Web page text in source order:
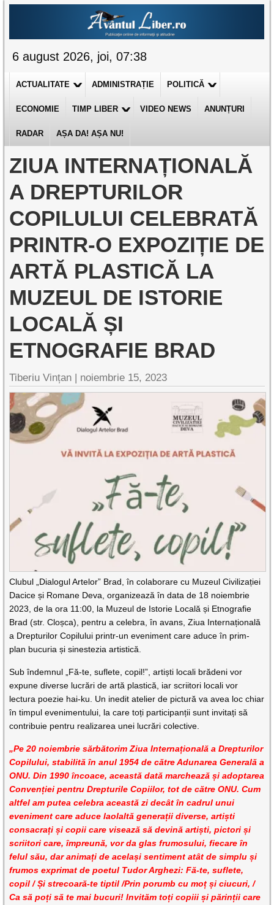
6 august 2026, joi, 07:38
ACTUALITATE ADMINISTRAȚIE POLITICĂ
ECONOMIE TIMP LIBER VIDEO NEWS ANUNȚURI
RADAR AȘA DA! AȘA NU!
ZIUA INTERNAȚIONALĂ
A DREPTURILOR
COPILULUI CELEBRATĂ
PRINTR-O EXPOZIȚIE DE
ARTĂ PLASTICĂ LA
MUZEUL DE ISTORIE
LOCALĂ ȘI
ETNOGRAFIE BRAD
Tiberiu Vințan | noiembrie 15, 2023
Clubul „Dialogul Artelor” Brad, în colaborare cu Muzeul Civilizației
Dacice și Romane Deva, organizează în data de 18 noiembrie
2023, de la ora 11:00, la Muzeul de Istorie Locală și Etnografie
Brad (str. Cloșca), pentru a celebra, în avans, Ziua Internațională
a Drepturilor Copilului printr-un eveniment care aduce în prim-
plan bucuria și sinestezia artistică.
Sub îndemnul „Fă-te, suflete, copil!”, artiști locali brădeni vor
expune diverse lucrări de artă plastică, iar scriitori locali vor
lectura poezie hai-ku. Un inedit atelier de pictură va avea loc chiar
în timpul evenimentului, la care toți participanții sunt invitați să
contribuie pentru realizarea unei lucrări colective.
„Pe 20 noiembrie sărbătorim Ziua Internațională a Drepturilor
Copilului, stabilită în anul 1954 de către Adunarea Generală a
ONU. Din 1990 încoace, această dată marchează și adoptarea
Convenției pentru Drepturile Copiilor, tot de către ONU. Cum
altfel am putea celebra această zi decât în cadrul unui
eveniment care aduce laolaltă generații diverse, artiști
consacrați și copii care visează să devină artiști, pictori și
scriitori care, împreună, vor da glas frumosului, fiecare în
felul său, dar animați de același sentiment atât de simplu și
frumos exprimat de poetul Tudor Arghezi: Fă-te, suflete,
copil / Și strecoară-te tiptil /Prin porumb cu moț și ciucuri, /
Ca să poți să te mai bucuri! Invităm toți copiii și părinții care